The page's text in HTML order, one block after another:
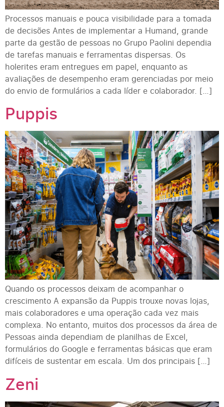
Processos manuais e pouca visibilidade para a tomada
de decisões Antes de implementar a Humand, grande
parte da gestão de pessoas no Grupo Paolini dependia
de tarefas manuais e ferramentas dispersas. Os
holerites eram entregues em papel, enquanto as
avaliações de desempenho eram gerenciadas por meio
do envio de formulários a cada líder e colaborador. […]
Puppis
Quando os processos deixam de acompanhar o
crescimento A expansão da Puppis trouxe novas lojas,
mais colaboradores e uma operação cada vez mais
complexa. No entanto, muitos dos processos da área de
Pessoas ainda dependiam de planilhas de Excel,
formulários do Google e ferramentas básicas que eram
difíceis de sustentar em escala. Um dos principais […]
Zeni